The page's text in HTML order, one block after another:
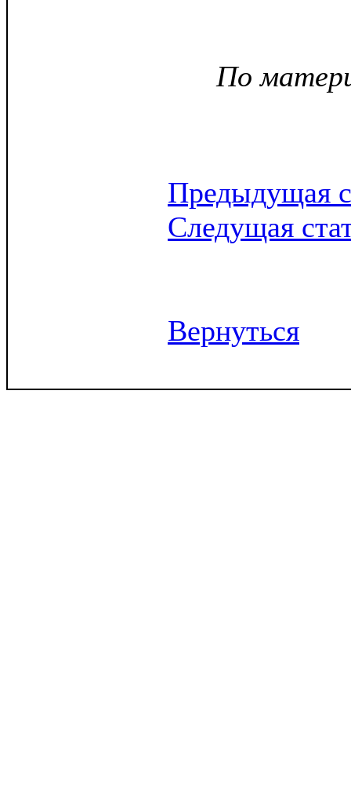
По
Предыдущая
Следущая
Вернуться